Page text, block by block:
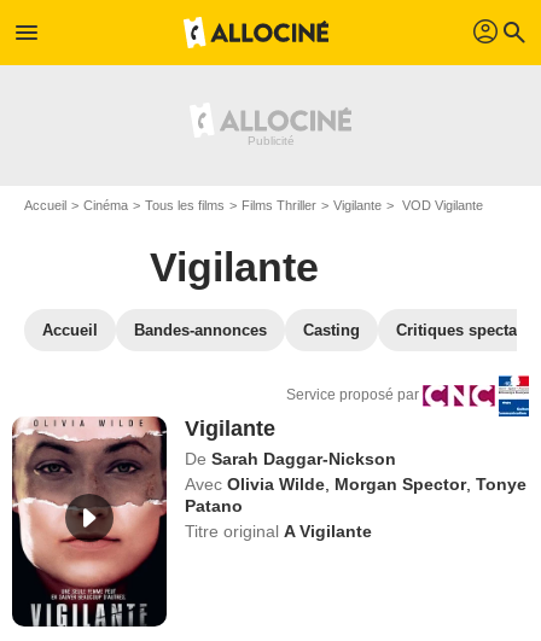
menu profil search
Accueil Cinéma Tous les films Films Thriller Vigilante VOD Vigilante
Vigilante
Accueil Bandes-annonces Casting Critiques
Service proposé par
Vigilante
De Sarah Daggar-Nickson
Avec Olivia Wilde Morgan Spector,Tonye
Patano
Titre originalA Vigilante